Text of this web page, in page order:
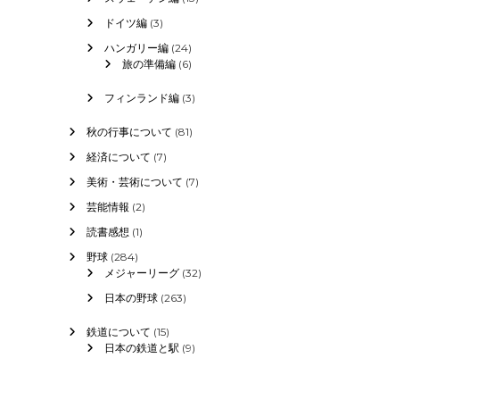
ドイツ編 (3)
ハンガリー編 (24)
旅の準備編 (6)
フィンランド編 (3)
秋の行事について (81)
経済について (7)
美術・芸術について (7)
芸能情報 (2)
読書感想 (1)
野球 (284)
メジャーリーグ (32)
日本の野球 (263)
鉄道について (15)
日本の鉄道と駅 (9)